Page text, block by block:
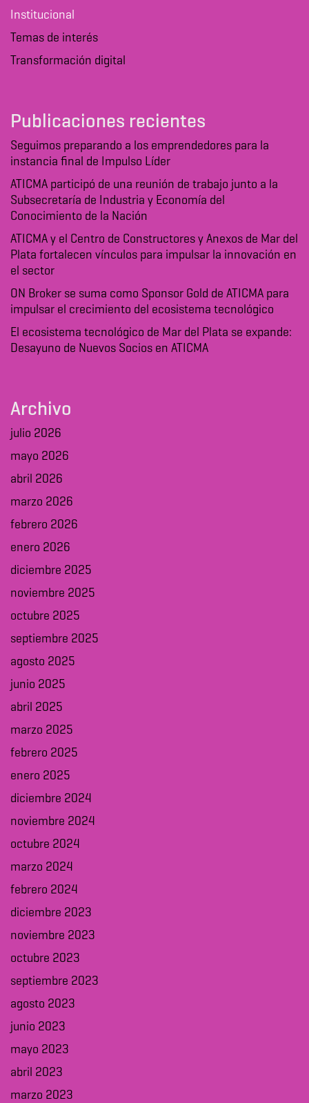
Institucional
Temas de interés
Transformación digital
Publicaciones recientes
Seguimos preparando a los emprendedores para la
instancia final de Impulso Líder
ATICMA participó de una reunión de trabajo junto a la
Subsecretaría de Industria y Economía del
Conocimiento de la Nación
ATICMA y el Centro de Constructores y Anexos de Mar del
Plata fortalecen vínculos para impulsar la innovación en
el sector
ON Broker se suma como Sponsor Gold de ATICMA para
impulsar el crecimiento del ecosistema tecnológico
El ecosistema tecnológico de Mar del Plata se expande:
Desayuno de Nuevos Socios en ATICMA
Archivo
julio 2026
mayo 2026
abril 2026
marzo 2026
febrero 2026
enero 2026
diciembre 2025
noviembre 2025
octubre 2025
septiembre 2025
agosto 2025
junio 2025
abril 2025
marzo 2025
febrero 2025
enero 2025
diciembre 2024
noviembre 2024
octubre 2024
marzo 2024
febrero 2024
diciembre 2023
noviembre 2023
octubre 2023
septiembre 2023
agosto 2023
junio 2023
mayo 2023
abril 2023
marzo 2023